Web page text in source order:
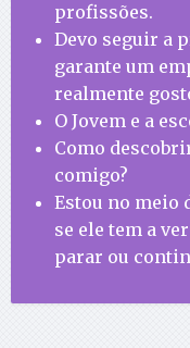
profissões.
Devo seguir a
garante um
realmente
O Jovem e a
Como
comigo?
Estou no meio
se ele tem a
parar ou